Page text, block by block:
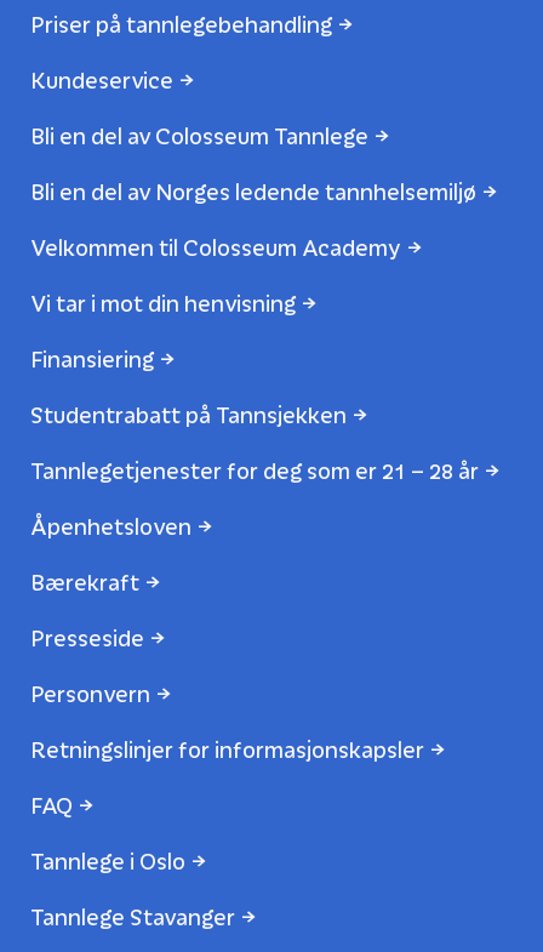
Priser på tannlegebehandling
Kundeservice
Bli en del av Colosseum Tannlege
Bli en del av Norges ledende tannhelsemiljø
Velkommen til Colosseum Academy
Vi tar i mot din henvisning
Finansiering
Studentrabatt på Tannsjekken
Tannlegetjenester for deg som er 21 – 28 år
Åpenhetsloven
Bærekraft
Presseside
Personvern
Retningslinjer for informasjonskapsler
FAQ
Tannlege i Oslo
Tannlege Stavanger